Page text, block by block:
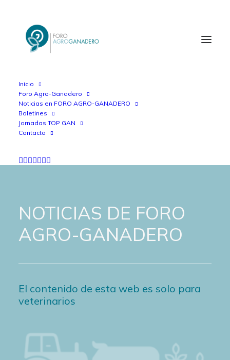
Inicio
Foro Agro-Ganadero
Noticias en FORO AGRO-GANADERO
Boletines
Jornadas TOP GAN
Contacto
NOTICIAS DE FORO
AGRO-GANADERO
El contenido de esta web es solo para
veterinarios